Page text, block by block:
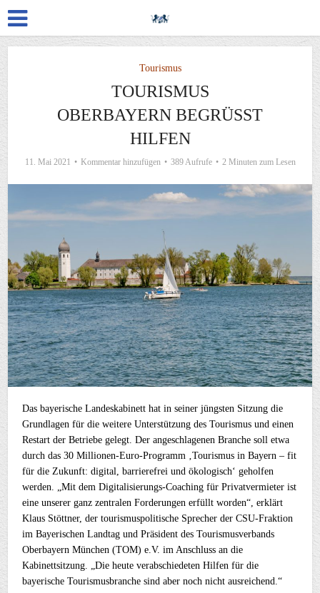
Tourismus
TOURISMUS
OBERBAYERN BEGRÜSST H
ILFEN
11. Mai 2021 Kommentar hinzufügen 389 Aufrufe 2 Minuten zum Lesen
Das bayerische Landeskabinett hat in seiner jüngsten Sitzung die
Grundlagen für die weitere Unterstützung des Tourismus und einen
Restart der Betriebe gelegt. Der angeschlagenen Branche soll etwa
durch das 30 Millionen-Euro-Programm ‚Tourismus in Bayern – fit
für die Zukunft: digital, barrierefrei und ökologisch‘ geholfen
werden. „Mit dem Digitalisierungs-Coaching für Privatvermieter ist
eine unserer ganz zentralen Forderungen erfüllt worden“, erklärt
Klaus Stöttner, der tourismuspolitische Sprecher der CSU-Fraktion
im Bayerischen Landtag und Präsident des Tourismusverbands
Oberbayern München (TOM) e.V. im Anschluss an die
Kabinettsitzung. „Die heute verabschiedeten Hilfen für die
bayerische Tourismusbranche sind aber noch nicht ausreichend.“